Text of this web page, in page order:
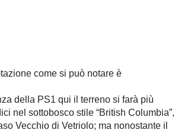
come si può notare è
della PS1 qui il terreno si farà più
nel sottobosco stile “British Columbia”,
Vecchio di Vetriolo; ma nonostante il